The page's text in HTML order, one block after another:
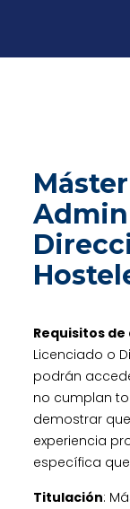
Requisitos de
Licenciado o
podrán
no cumplan
demostrar
experiencia
específica
Titulación: